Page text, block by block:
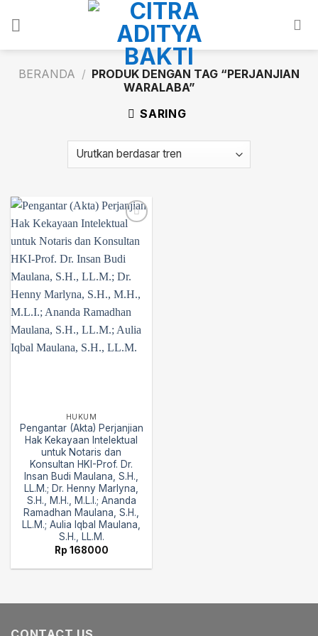
BERANDA / PRODUK DENGAN TAG “PERJANJIAN
WARALABA”
SARING
Add to
HUKUM
Pengantar (Akta) Perjanjian
Hak Kekayaan Intelektual
untuk Notaris dan
Konsultan HKI-Prof. Dr.
Insan Budi Maulana, S.H.,
LL.M.; Dr. Henny Marlyna,
S.H., M.H., M.L.I.; Ananda
Ramadhan Maulana, S.H.,
LL.M.; Aulia Iqbal Maulana,
S.H., LL.M.
Rp 168000